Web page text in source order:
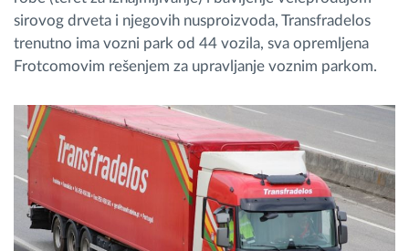
sirovog drveta i njegovih nusproizvoda, Transfradelos
trenutno ima vozni park od 44 vozila, sva opremljena
Frotcomovim rešenjem za upravljanje voznim parkom.